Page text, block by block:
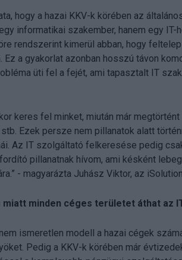
hogy a hazai KKV-k körében az
informatikai szakember, hanem egy
rendszerint kimerül abban, hogy
Ez a gyakorlat azonban hosszú távon
üti fel a fejét, ami tapasztalt IT
keres fel minket, miután már
Ezek persze nem pillanatok alatt
Az IT szolgáltató felkeresése pedig
pillanatnak hívom, ami késként
- magyarázta Juhász Viktor, az
minden céges területet áthat az
ismeretlen modell a hazai cégek
Pedig a KKV-k körében már